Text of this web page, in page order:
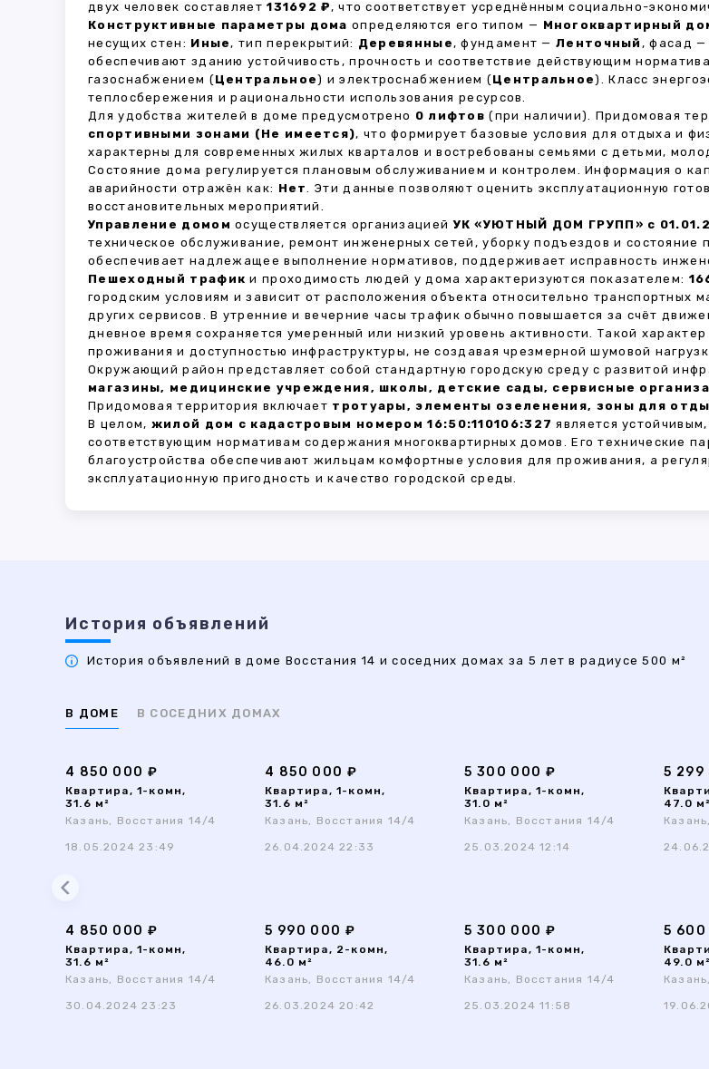
двух человек составляет131692 ₽, что соответствует усреднённым социально-
Конструктивные параметры дома определяются его типом — Многоквартирный
несущих стен: Иные, тип перекрытий: Деревянные, фундамент —Ленточный , фасад —
обеспечивают зданию устойчивость, прочность и соответствие действующим
газоснабжением (Центральное) и электроснабжением (Центральное). Класс
теплосбережения и рациональности использования ресурсов.
Для удобства жителей в доме предусмотрено 0 лифтов (при наличии). Придомовая
спортивными зонами (Не имеется), что формирует базовые условия для отдыха и
характерны для современных жилых кварталов и востребованы семьями с детьми,
Состояние дома регулируется плановым обслуживанием и контролем. Информация о
аварийности отражён как: Нет. Эти данные позволяют оценить эксплуатационную
восстановительных мероприятий.
Управление домом осуществляется организациейУК «УЮТНЫЙ ДОМ ГРУПП» с
техническое обслуживание, ремонт инженерных сетей, уборку подъездов и
обеспечивает надлежащее выполнение нормативов, поддерживает исправность
Пешеходный трафик и проходимость людей у дома характеризуются показателем:
городским условиям и зависит от расположения объекта относительно транспортных
других сервисов. В утренние и вечерние часы трафик обычно повышается за счёт
дневное время сохраняется умеренный или низкий уровень активности. Такой
проживания и доступностью инфраструктуры, не создавая чрезмерной шумовой
Окружающий район представляет собой стандартную городскую среду с развитой
магазины, медицинские учреждения, школы, детские сады, сервисные
Придомовая территория включает тротуары, элементы озеленения, зоны для
В целом, жилой дом с кадастровым номером 16:50:110106:327 является
соответствующим нормативам содержания многоквартирных домов. Его технические
благоустройства обеспечивают жильцам комфортные условия для проживания, а
эксплуатационную пригодность и качество городской среды.
История объявлений
История объявлений в доме Восстания 14 и соседних домах за 5 лет в радиусе 500 м²
В ДОМЕ В СОСЕДНИХ ДОМАХ
4 850 000 ₽
Квартира, 1-комн,
31.6 м²
Казань, Восстания 14/4
18.05.2024 23:49
4 850 000 ₽
Квартира, 1-комн,
31.6 м²
Казань, Восстания 14/4
26.04.2024 22:33
5 300 000 ₽
Квартира, 1-комн,
31.0 м²
Казань, Восстания 14/4
25.03.2024 12:14
5 299
47.0 м²
4 850 000 ₽
Квартира, 1-комн,
31.6 м²
Казань, Восстания 14/4
30.04.2024 23:23
5 990 000 ₽
Квартира, 2-комн,
46.0 м²
Казань, Восстания 14/4
26.03.2024 20:42
5 300 000 ₽
Квартира, 1-комн,
31.6 м²
Казань, Восстания 14/4
25.03.2024 11:58
5
49.0 м²